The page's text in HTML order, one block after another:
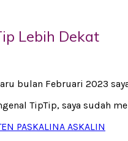
Lebih Dekat
bulan Februari 2023
TipTip, saya sudah
PASKALINA ASKALIN